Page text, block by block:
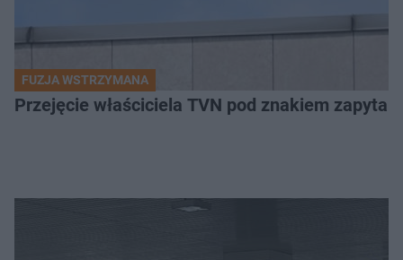
FUZJA WSTRZYMANA
Przejęcie właściciela TVN pod znakiem